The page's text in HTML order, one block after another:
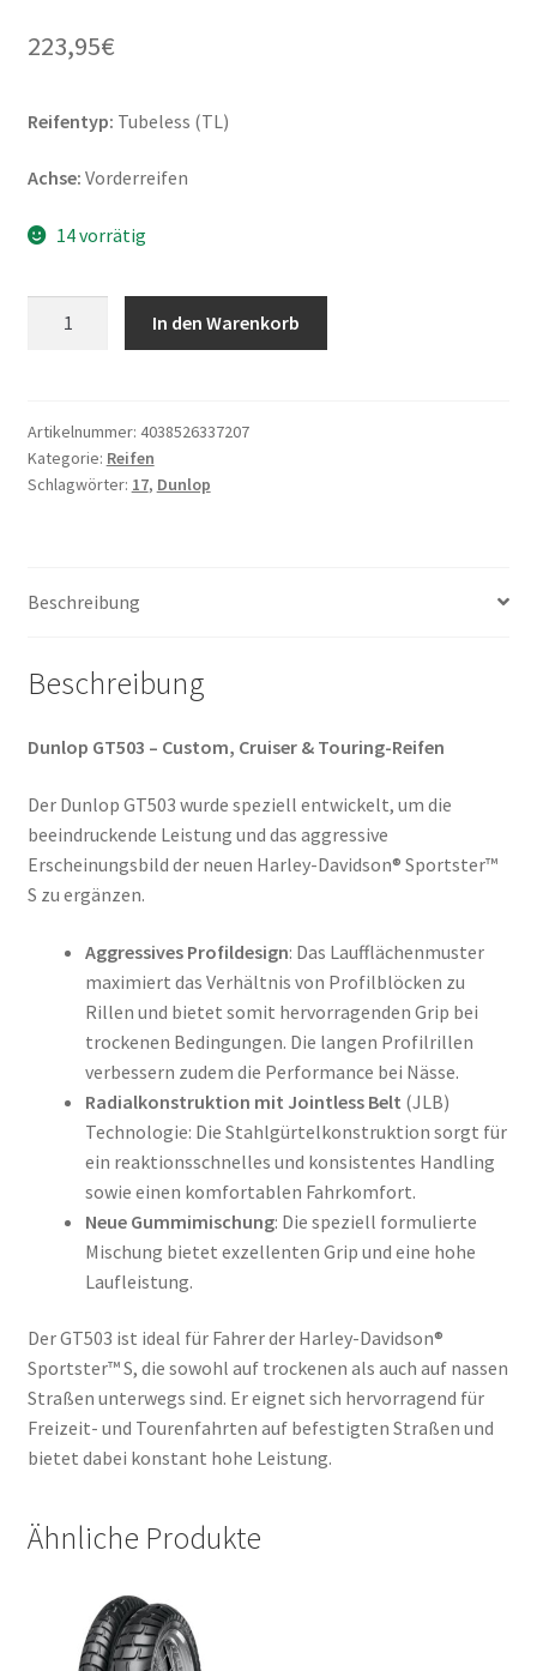
223,95€
Reifentyp: Tubeless (TL)
Achse: Vorderreifen
14 vorrätig
160/70
R
17
Menge
In den Warenkorb
Artikelnummer: 4038526337207
Kategorie: Reifen
Schlagwörter: 17, Dunlop
Beschreibung
Beschreibung
Dunlop GT503 – Custom, Cruiser & Touring-Reifen
Der Dunlop GT503 wurde speziell entwickelt, um die
beeindruckende Leistung und das aggressive
Erscheinungsbild der neuen Harley-Davidson® Sportster™
S zu ergänzen.
Aggressives Profildesign: Das Laufflächenmuster
maximiert das Verhältnis von Profilblöcken zu
Rillen und bietet somit hervorragenden Grip bei
trockenen Bedingungen. Die langen Profilrillen
verbessern zudem die Performance bei Nässe.
Radialkonstruktion mit Jointless Belt (JLB)
Technologie: Die Stahlgürtelkonstruktion sorgt für
ein reaktionsschnelles und konsistentes Handling
sowie einen komfortablen Fahrkomfort.
Neue Gummimischung: Die speziell formulierte
Mischung bietet exzellenten Grip und eine hohe
Laufleistung.
Der GT503 ist ideal für Fahrer der Harley-Davidson®
Sportster™ S, die sowohl auf trockenen als auch auf nassen
Straßen unterwegs sind. Er eignet sich hervorragend für
Freizeit- und Tourenfahrten auf befestigten Straßen und
bietet dabei konstant hohe Leistung.
Ähnliche Produkte